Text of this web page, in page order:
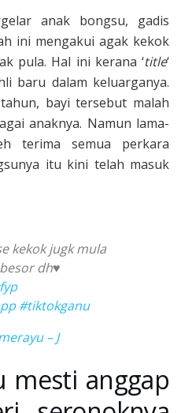
anak bongsu, gadis
ini mengakui agak kekok
pula. Hal ini kerana ‘title‘
baru dalam keluarganya.
bayi tersebut malah
anaknya. Namun lama-
terima semua perkara
itu kini telah masuk
kekok jugk mula
dh♥️
#tiktokganu
– J
mesti anggap